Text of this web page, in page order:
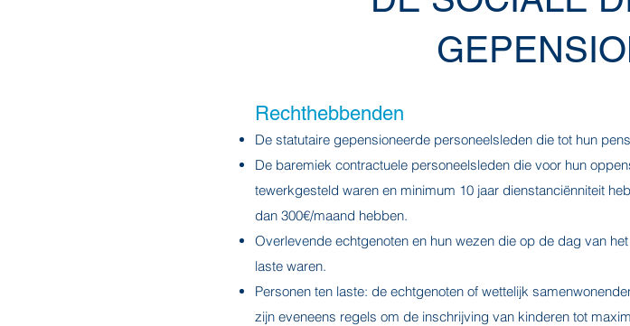
Rechthebbenden
De statutaire gepensioneerde personeelsleden die tot hun
De baremiek contractuele personeelsleden die voor hun
tewerkgesteld waren en minimum 10 jaar dienstanciënniteit
dan 300€/maand hebben.
Overlevende echtgenoten en hun wezen die op de dag van
laste waren.
Personen ten laste: de echtgenoten of wettelijk
zijn eveneens regels om de inschrijving van kinderen tot